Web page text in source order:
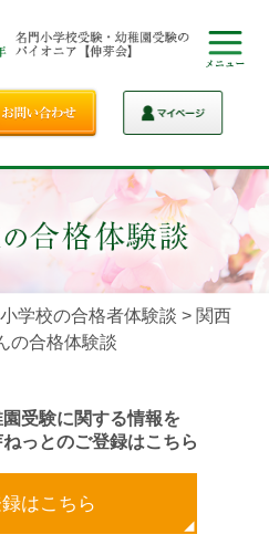
小学校の合格者体験談 > 関西
の合格体験談
受験に関する情報を
っとのご登録はこちら
はこちら